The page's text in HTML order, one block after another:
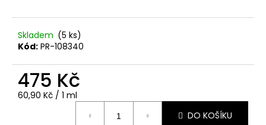
Skladem (5 ks)
Kód: PR-108340
475 Kč
Měrná
60,90 Kč / 1 ml
DO KOŠÍKU
o
p
o